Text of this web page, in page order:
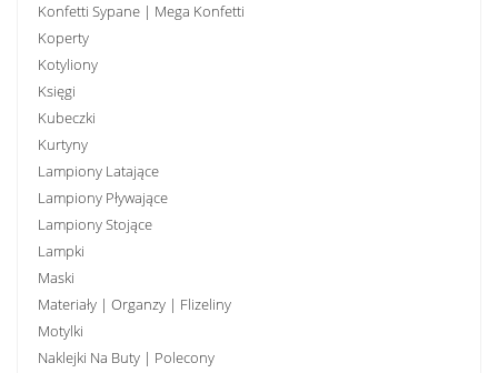
Konfetti Sypane | Mega Konfetti
Koperty
Kotyliony
Księgi
Kubeczki
Kurtyny
Lampiony Latające
Lampiony Pływające
Lampiony Stojące
Lampki
Maski
Materiały | Organzy | Flizeliny
Motylki
Naklejki Na Buty | Polecony